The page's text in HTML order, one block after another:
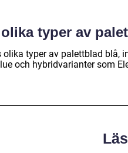
typer av
olika typer av palettblad blå,
och hybridvarianter som